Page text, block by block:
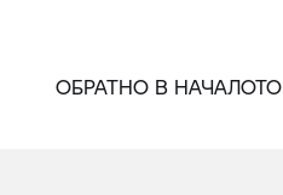
ОБРАТНО В НАЧАЛОТО